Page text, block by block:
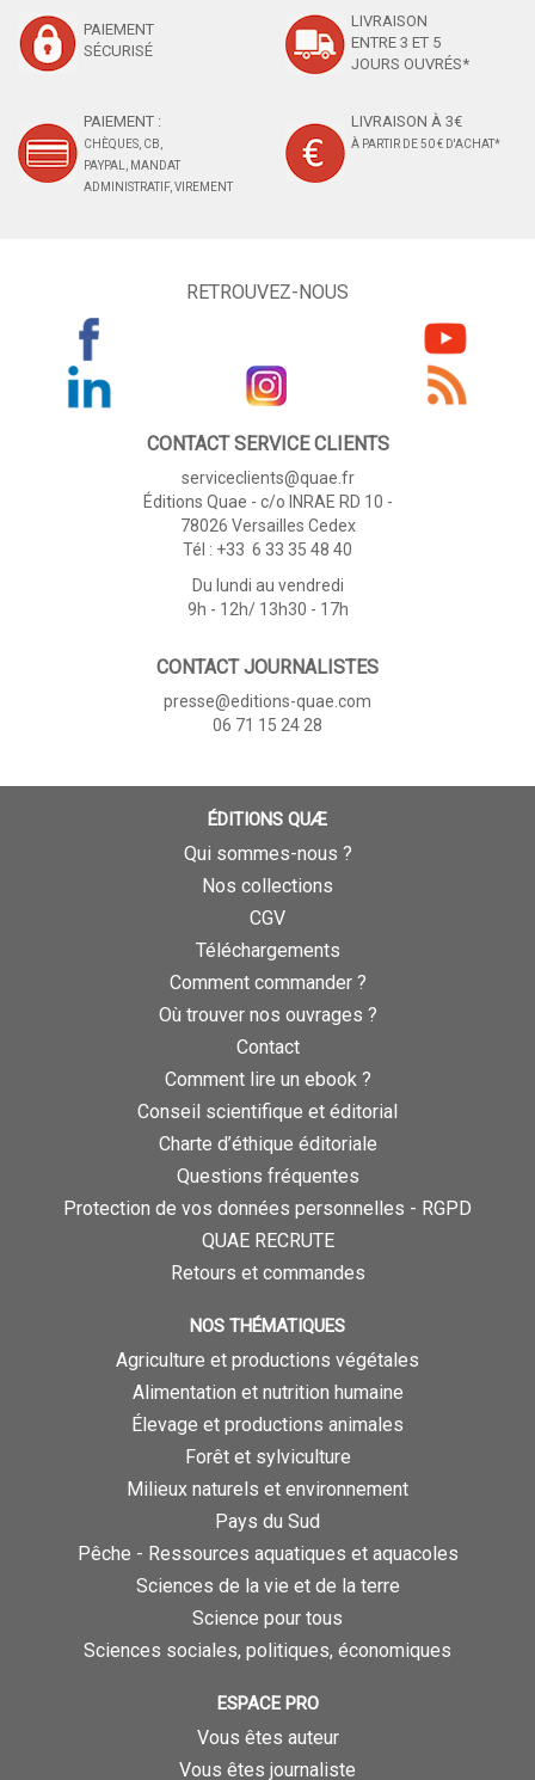
PAIEMENT
SÉCURISÉ
LIVRAISON
ENTRE 3 ET 5
JOURS OUVRÉS*
PAIEMENT :
CHÈQUES, CB,
PAYPAL, MANDAT
ADMINISTRATIF, VIREMENT
LIVRAISON À 3€
À PARTIR DE 50 € D'ACHAT*
RETROUVEZ-NOUS
CONTACT SERVICE CLIENTS
serviceclients@quae.fr
Éditions Quae - c/o INRAE RD 10 -
78026 Versailles Cedex
Tél : +33 6 33 35 48 40
Du lundi au vendredi
9h - 12h/ 13h30 - 17h
CONTACT JOURNALISTES
presse@editions-quae.com
06 71 15 24 28
ÉDITIONS QUÆ
Qui sommes-nous ?
Nos collections
CGV
Téléchargements
Comment commander ?
Où trouver nos ouvrages ?
Contact
Comment lire un ebook ?
Conseil scientifique et éditorial
Charte d’éthique éditoriale
Questions fréquentes
Protection de vos données personnelles - RGPD
QUAE RECRUTE
Retours et commandes
NOS THÉMATIQUES
Agriculture et productions végétales
Alimentation et nutrition humaine
Élevage et productions animales
Forêt et sylviculture
Milieux naturels et environnement
Pays du Sud
Pêche - Ressources aquatiques et aquacoles
Sciences de la vie et de la terre
Science pour tous
Sciences sociales, politiques, économiques
ESPACE PRO
Vous êtes auteur
Vous êtes journaliste